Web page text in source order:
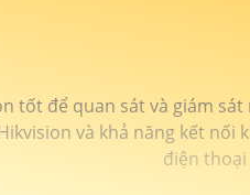
tốt để quan sát và giám
và khả năng kết
điện